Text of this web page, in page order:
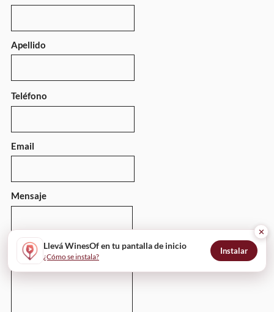
Apellido
Teléfono
Email
Mensaje
Llevá WinesOf en tu pantalla de inicio
¿Cómo se instala?
Instalar
✕